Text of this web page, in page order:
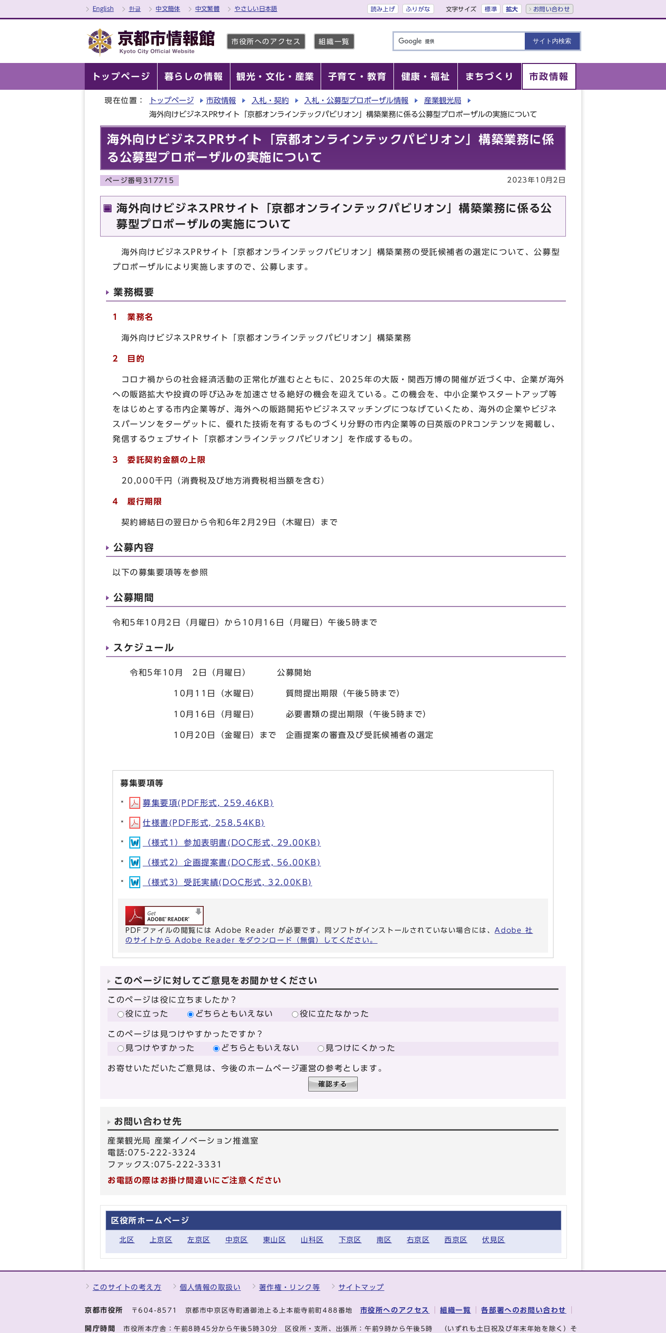
English 한글 中文簡体 中文繁體 やさしい日本語 読み上げ ふりがな 文字サイズ 標準 拡大 お問い合わせ
市役所へのアクセス 組織一覧
トップページ 暮らしの情報 観光・文化・産業 子育て・教育 健康・福祉 まちづくり 市政情報
現在位置： トップページ 市政情報 入札・契約 入札・公募型プロポーザル情報
産業観光局
海外向けビジネスPRサイト「京都オンラインテックパビリオン」構築業務に係る公募型プロポーザルの実施について
海外向けビジネスPRサイト「京都オンラインテックパビリオン」構築業務に係
る公募型プロポーザルの実施について
ページ番号317715 2023年10月2日
海外向けビジネスPRサイト「京都オンラインテックパビリオン」構築業務に係る公
募型プロポーザルの実施について
海外向けビジネスPRサイト「京都オンラインテックパビリオン」構築業務の受託候補者の選定について、公募型
プロポーザルにより実施しますので、公募します。
業務概要
1 業務名
海外向けビジネスPRサイト「京都オンラインテックパビリオン」構築業務
2 目的
コロナ禍からの社会経済活動の正常化が進むとともに、2025年の大阪・関西万博の開催が近づく中、企業が海外
への販路拡大や投資の呼び込みを加速させる絶好の機会を迎えている。この機会を、中小企業やスタートアップ等
をはじめとする市内企業等が、海外への販路開拓やビジネスマッチングにつなげていくため、海外の企業やビジネ
スパーソンをターゲットに、優れた技術を有するものづくり分野の市内企業等の日英版のPRコンテンツを掲載し、
発信するウェブサイト「京都オンラインテックパビリオン」を作成するもの。
3 委託契約金額の上限
20,000千円（消費税及び地方消費税相当額を含む）
4 履行期限
契約締結日の翌日から令和6年2月29日（木曜日）まで
公募内容
以下の募集要項等を参照
公募期間
令和5年10月2日（月曜日）から10月16日（月曜日）午後5時まで
スケジュール
令和5年10月 2日（月曜日） 公募開始
10月11日（水曜日） 質問提出期限（午後5時まで）
10月16日（月曜日） 必要書類の提出期限（午後5時まで）
10月20日（金曜日）まで 企画提案の審査及び受託候補者の選定
募集要項等
募集要項(PDF形式, 259.46KB)
仕様書(PDF形式, 258.54KB)
（様式1）参加表明書(DOC形式, 29.00KB)
（様式2）企画提案書(DOC形式, 56.00KB)
（様式3）受託実績(DOC形式, 32.00KB)
PDFファイルの閲覧には Adobe Reader が必要です。同ソフトがインストールされていない場合には、Adobe 社
のサイトから Adobe Reader をダウンロード（無償）してください。
このページに対してご意見をお聞かせください
このページは役に立ちましたか？
役に立った
どちらともいえない 役に立たなかった
このページは見つけやすかったですか？
見つけやすかった
どちらともいえない 見つけにくかった
お寄せいただいたご意見は、今後のホームページ運営の参考とします。
お問い合わせ先
産業観光局 産業イノベーション推進室
電話:075-222-3324
ファックス:075-222-3331
お電話の際はお掛け間違いにご注意ください
区役所ホームページ
北区 上京区 左京区 中京区 東山区 山科区 下京区 南区 右京区 西京区 伏見区
このサイトの考え方 個人情報の取扱い 著作権・リンク等 サイトマップ
京都市役所 〒604-8571 京都市中京区寺町通御池上る上本能寺前町488番地 市役所へのアクセス 組織一覧 各部署へのお問い合わせ
開庁時間 市役所本庁舎：午前8時45分から午後5時30分 区役所・支所、出張所：午前9時から午後5時 （いずれも土日祝及び年末年始を除く）そ